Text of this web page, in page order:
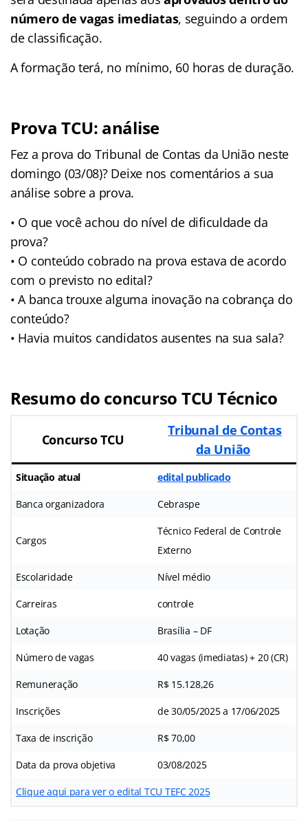
número de vagas imediatas, seguindo a ordem
de classificação.
A formação terá, no mínimo, 60 horas de duração.
Prova TCU: análise
Fez a prova do Tribunal de Contas da União neste
domingo (03/08)? Deixe nos comentários a sua
análise sobre a prova.
• O que você achou do nível de dificuldade da
prova?
• O conteúdo cobrado na prova estava de acordo
com o previsto no edital?
• A banca trouxe alguma inovação na cobrança do
conteúdo?
• Havia muitos candidatos ausentes na sua sala?
Resumo do concurso TCU Técnico
Concurso TCU
Tribunal de Contas
da União
Situação atual edital publicado
Banca organizadora Cebraspe
Cargos
Técnico Federal de Controle
Externo
Escolaridade Nível médio
Carreiras controle
Lotação Brasília – DF
Número de vagas 40 vagas (imediatas) + 20 (CR)
Remuneração R$ 15.128,26
Inscrições de 30/05/2025 a 17/06/2025
Taxa de inscrição R$ 70,00
Data da prova objetiva 03/08/2025
Clique aqui para ver o edital TCU TEFC 2025